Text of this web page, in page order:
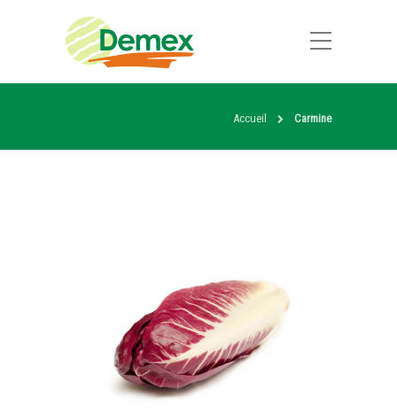
Accueil Carmine